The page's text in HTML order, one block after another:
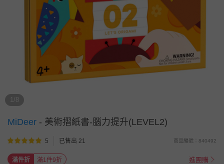
1/8
MiDeer - 美術摺紙書-腦力提升(LEVEL2)
5 已售出 21 商品編號：840492
滿件折 滿1件9折 進團購